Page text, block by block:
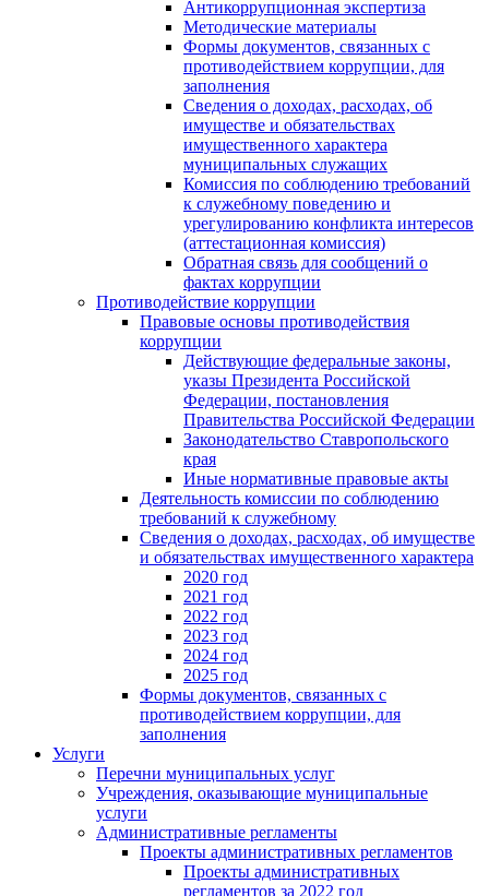
Антикоррупционная экспертиза
Методические материалы
Формы документов, связанных с
противодействием коррупции, для
заполнения
Сведения о доходах, расходах, об
имуществе и обязательствах
имущественного характера
муниципальных служащих
Комиссия по соблюдению требований
к служебному поведению и
урегулированию конфликта интересов
(аттестационная комиссия)
Обратная связь для сообщений о
фактах коррупции
Противодействие коррупции
Правовые основы противодействия
коррупции
Действующие федеральные законы,
указы Президента Российской
Федерации, постановления
Правительства Российской Федерации
Законодательство Ставропольского
края
Иные нормативные правовые акты
Деятельность комиссии по соблюдению
требований к служебному
Сведения о доходах, расходах, об имуществе
и обязательствах имущественного характера
2020 год
2021 год
2022 год
2023 год
2024 год
2025 год
Формы документов, связанных с
противодействием коррупции, для
заполнения
Услуги
Перечни муниципальных услуг
Учреждения, оказывающие муниципальные
услуги
Административные регламенты
Проекты административных регламентов
Проекты административных
регламентов за 2022 год